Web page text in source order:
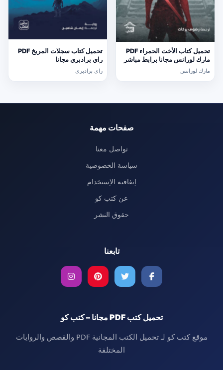
تحميل كتاب الأخت الحمراء PDF
مارك لورانس مجانا برابط مباشر
مارك لورانس
تحميل كتاب سجلات المريخ PDF
راي برادبري مجانا
راي برادبري
صفحات مهمة
تواصل معنا
سياسة الخصوصية
إتفاقية الإستخدام
عن كتب كو
حقوق النشر
تابعنا
تحميل كتب PDF مجانا – كتب كو
موقع كتب كو لـ تحميل الكتب المجانية PDF والقصص والروايات
المختلفة